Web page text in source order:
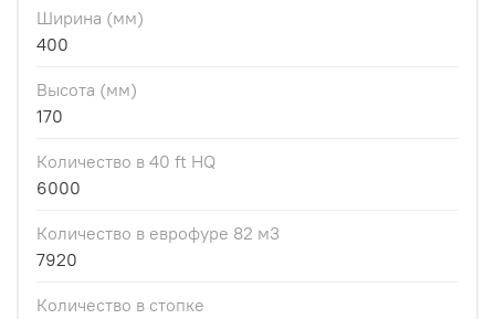
Ширина (мм)
400
Высота (мм)
170
Количество в 40 ft HQ
6000
Количество в еврофуре 82 м3
7920
Количество в стопке